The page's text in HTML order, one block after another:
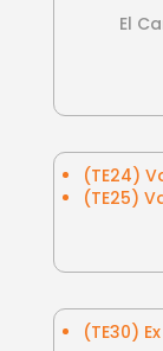
El
(TE24)
(TE25)
(TE30)